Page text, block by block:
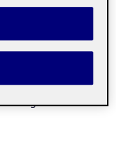
això és així
són les de
passa just el
de la